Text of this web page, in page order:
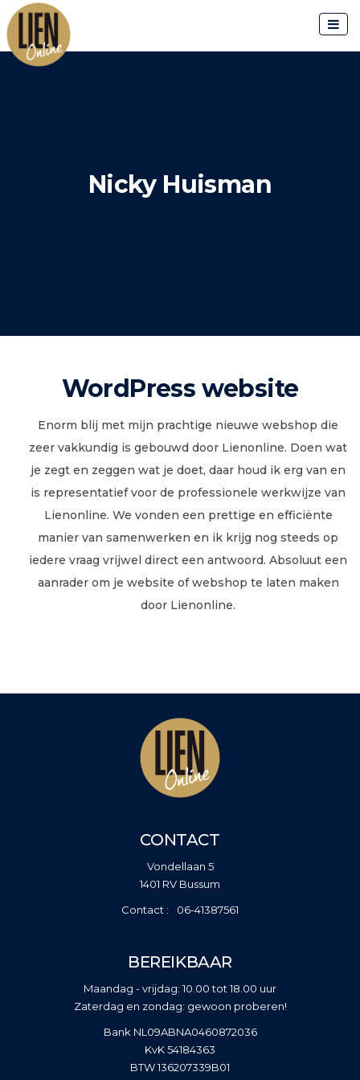
Skip
Nicky Huisman
WordPress website
Enorm blij met mijn prachtige nieuwe webshop die
zeer vakkundig is gebouwd door Lienonline. Doen wat
je zegt en zeggen wat je doet, daar houd ik erg van en
is representatief voor de professionele werkwijze van
Lienonline. We vonden een prettige en efficiënte
manier van samenwerken en ik krijg nog steeds op
iedere vraag vrijwel direct een antwoord. Absoluut een
aanrader om je website of webshop te laten maken
door Lienonline.
CONTACT
Vondellaan 5
1401 RV Bussum
06-41387561
BEREIKBAAR
Maandag - vrijdag: 10.00 tot 18.00 uur
Zaterdag en zondag: gewoon proberen!
Bank NL09ABNA0460872036
KvK 54184363
BTW 136207339B01